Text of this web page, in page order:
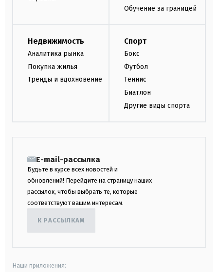
Обучение за границей
Недвижимость
Аналитика рынка
Покупка жилья
Тренды и вдохновение
Спорт
Бокс
Футбол
Теннис
Биатлон
Другие виды спорта
E-mail-рассылка
Будьте в курсе всех новостей и
обновлений! Перейдите на страницу наших
рассылок, чтобы выбрать те, которые
соответствуют вашим интересам.
К РАССЫЛКАМ
Наши приложения: